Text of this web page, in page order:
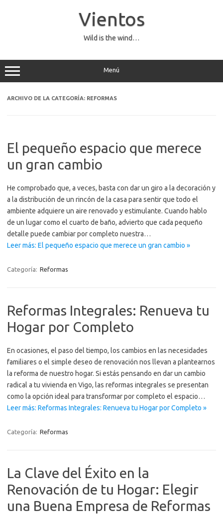
Vientos
Wild is the wind…
Menú
ARCHIVO DE LA CATEGORÍA: REFORMAS
El pequeño espacio que merece
un gran cambio
He comprobado que, a veces, basta con dar un giro a la decoración y
a la distribución de un rincón de la casa para sentir que todo el
ambiente adquiere un aire renovado y estimulante. Cuando hablo
de un lugar como el cuarto de baño, advierto que cada pequeño
detalle puede cambiar por completo nuestra…
Leer más: El pequeño espacio que merece un gran cambio »
Categoría: Reformas
Reformas Integrales: Renueva tu
Hogar por Completo
En ocasiones, el paso del tiempo, los cambios en las necesidades
familiares o el simple deseo de renovación nos llevan a plantearnos
la reforma de nuestro hogar. Si estás pensando en dar un cambio
radical a tu vivienda en Vigo, las reformas integrales se presentan
como la opción ideal para transformar por completo el espacio…
Leer más: Reformas Integrales: Renueva tu Hogar por Completo »
Categoría: Reformas
La Clave del Éxito en la
Renovación de tu Hogar: Elegir
una Buena Empresa de Reformas